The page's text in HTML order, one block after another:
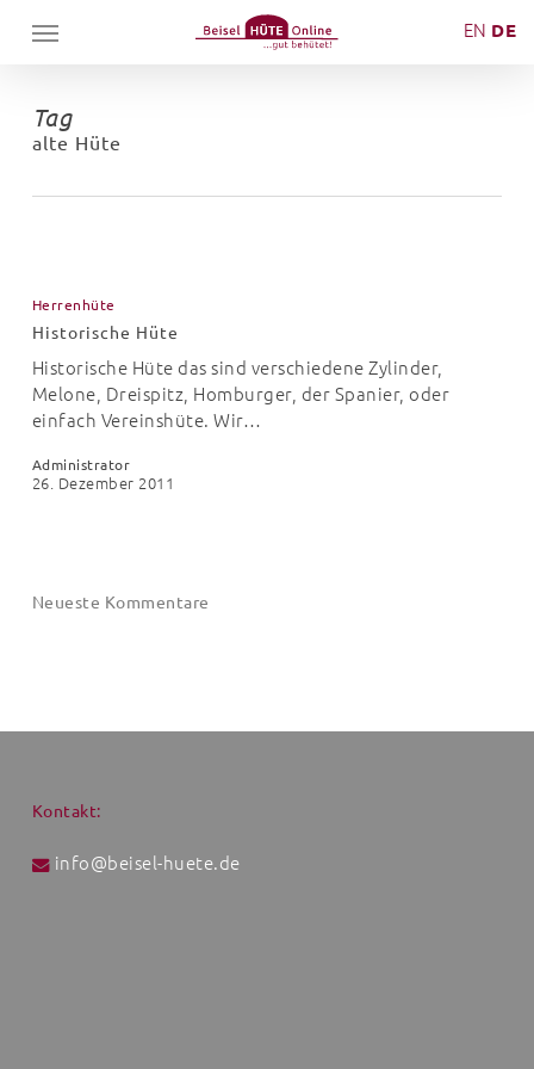
Menu
Tag
alte Hüte
Herrenhüte
Historische Hüte
Historische Hüte das sind verschiedene Zylinder,
Melone, Dreispitz, Homburger, der Spanier, oder
einfach Vereinshüte. Wir…
Administrator
26. Dezember 2011
Neueste Kommentare
Kontakt:
info@beisel-huete.de
EN DE